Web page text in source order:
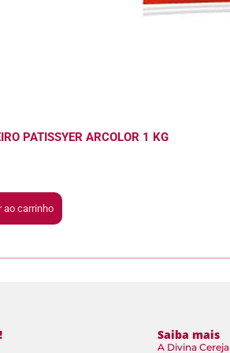
PATISSYER ARCOLOR 1 KG
ao carrinho
Saiba mais
A Divina Cereja